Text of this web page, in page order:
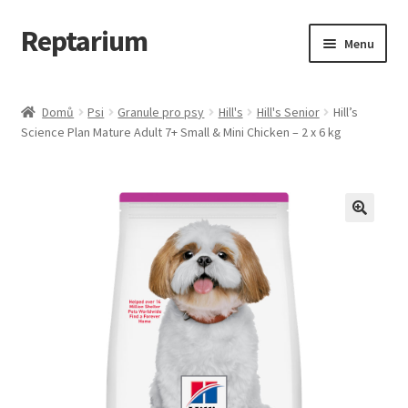
Přeskočit
na
Přejít
k
webu
Reptarium Menu
Košík
Domů Psi Granule pro psy Hill's Hill's Senior
Hill’s
Science Plan Mature Adult 7+ Small & Mini Chicken – 2 x 6 kg